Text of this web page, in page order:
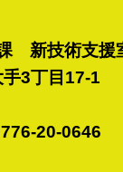
新技術支援
3丁目17-1
20-0646